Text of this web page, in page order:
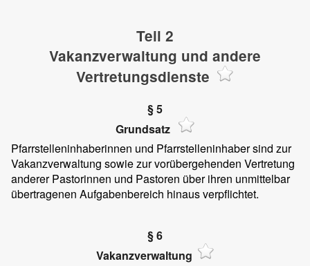
Teil 2
Vakanzverwaltung und andere
Vertretungsdienste
§ 5
Grundsatz
Pfarrstelleninhaberinnen und Pfarrstelleninhaber sind zur
Vakanzverwaltung sowie zur vorübergehenden Vertretung
anderer Pastorinnen und Pastoren über ihren unmittelbar
übertragenen Aufgabenbereich hinaus verpflichtet.
§ 6
Vakanzverwaltung